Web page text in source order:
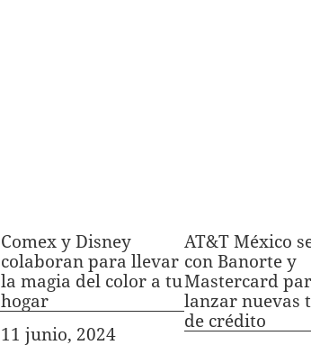
Comex y Disney
colaboran para llevar
la magia del color a tu
hogar
Fecha
11 junio, 2024
AT&T México
con Banorte y
Mastercard
lanzar nuevas
de crédito